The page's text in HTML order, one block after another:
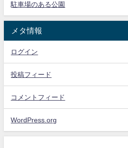
駐車場のある公園
メタ情報
ログイン
投稿フィード
コメントフィード
WordPress.org